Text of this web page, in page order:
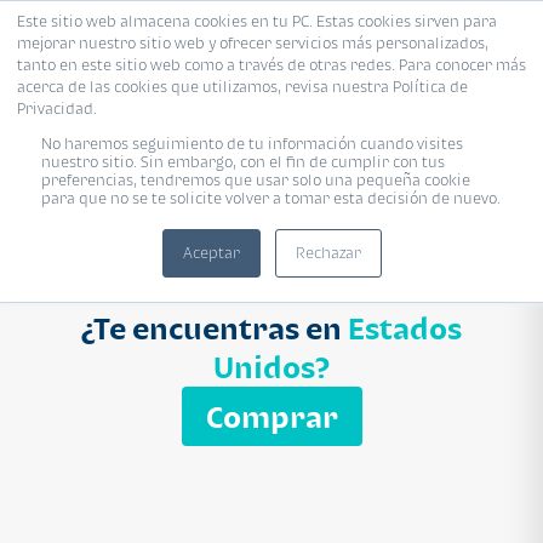
Este sitio web almacena cookies en tu PC. Estas cookies sirven para
mejorar nuestro sitio web y ofrecer servicios más personalizados,
tanto en este sitio web como a través de otras redes. Para conocer más
acerca de las cookies que utilizamos, revisa nuestra Política de
Privacidad.
No haremos seguimiento de tu información cuando visites
nuestro sitio. Sin embargo, con el fin de cumplir con tus
preferencias, tendremos que usar solo una pequeña cookie
para que no se te solicite volver a tomar esta decisión de nuevo.
Aceptar Rechazar
Proyecto Modelo Inmobiliaria
Ingresa el nombre del proyecto
Buscar
¿Te encuentras en Estados
Unidos?
Comprar